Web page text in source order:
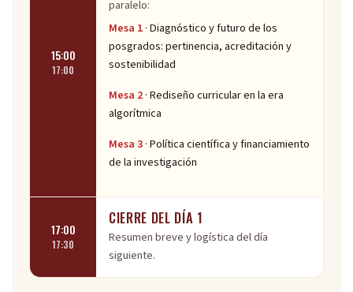
15:00
17:00
paralelo:
Mesa 1· Diagnóstico y futuro de los
posgrados: pertinencia, acreditación y
sostenibilidad
Mesa 2· Rediseño curricular en la era
algorítmica
Mesa 3· Política científica y financiamiento
de la investigación
17:00
17:30
CIERRE DEL DÍA 1
Resumen breve y logística del día
siguiente.